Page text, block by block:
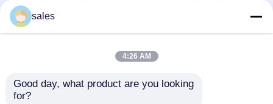
एक बोली का अनुरोध
स्वरयंत्र मुखौटा वायुमार्ग
मेडिकल ग्रेड पीवीसी
sales
4:26 AM
Good day, what product are you looking
for?